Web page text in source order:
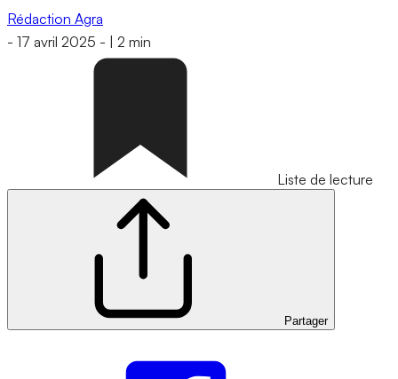
Rédaction Agra
- 17 avril 2025 - 2 min
Liste de lecture
Partager